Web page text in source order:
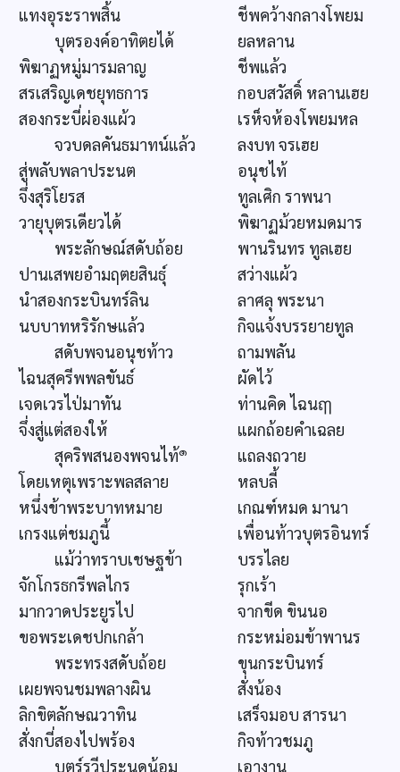
แทงอุระราพสิ้น
ชีพคว้างกลางโพยม
บุตรองค์อาทิตยได้
ยลหลาน
พิฆาฏหมู่มารมลาญ
ชีพแล้ว
สรเสริญเดชยุทธการ
กอบสวัสดิ์ หลานเฮย
สองกระบี่ผ่องแผ้ว
เรห็จห้องโพยมหล
จวบดลคันธมาทน์แล้ว
ลงบท จรเฮย
สู่พลับพลาประนต
อนุชไท้
จึ่งสุริโยรส
ทูลเศิก ราพนา
วายุบุตรเดียวได้
พิฆาฏม้วยหมดมาร
พระลักษณ์สดับถ้อย
พานรินทร ทูลเฮย
ปานเสพยอำมฤตยสินธุ์
สว่างแผ้ว
นำสองกระบินทร์ลิน
ลาศลุ พระนา
นบบาทหริรักษแล้ว
กิจแจ้งบรรยายทูล
สดับพจนอนุชท้าว
ถามพลัน
ไฉนสุครีพพลขันธ์
ผัดไว้
เจดเวรไป่มาทัน
ท่านคิด ไฉนฤๅ
จึ่งสู่แต่สองให้
แผกถ้อยคำเฉลย
สุคริพสนองพจนไท้๑
แถลงถวาย
โดยเหตุเพราะพลสลาย
หลบลี้
หนึ่งข้าพระบาทหมาย
เกณฑ์หมด มานา
เกรงแต่ชมภูนี้
เพื่อนท้าวบุตรอินทร์
แม้ว่าทราบเชษฐข้า
บรรไลย
จักโกรธกรีพลไกร
รุกเร้า
มากวาดประยูรไป
จากขีด ขินนอ
ขอพระเดชปกเกล้า
กระหม่อมข้าพานร
พระทรงสดับถ้อย
ขุนกระบินทร์
เผยพจนชมพลางผิน
สั่งน้อง
ลิกขิตลักษณวาทิน
เสร็จมอบ สารนา
สั่งกบี่สองไปพร้อง
กิจท้าวชมภู
บุตร์รวีประนดน้อม
เอางาน